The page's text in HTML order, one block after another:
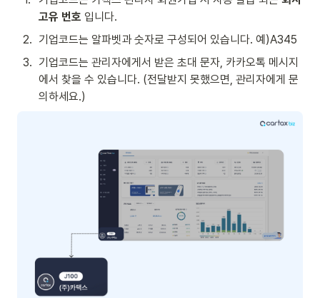
고유 번호 입니다.
2. 기업코드는 알파벳과 숫자로 구성되어 있습니다. 예)A345
3. 기업코드는 관리자에게서 받은 초대 문자, 카카오톡 메시지
에서 찾을 수 있습니다. (전달받지 못했으면, 관리자에게 문
의하세요.)